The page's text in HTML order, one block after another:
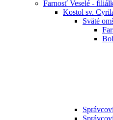
Farnosť Veselé -
Kostol sv.
Sväté